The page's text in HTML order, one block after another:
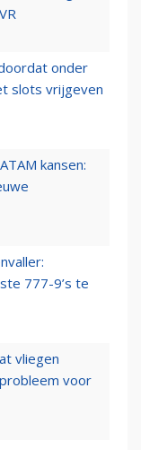
onder
slots vrijgeven
kansen:
777-9’s te
vliegen
voor